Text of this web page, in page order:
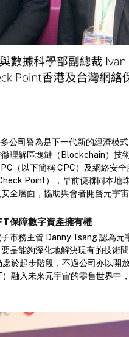
公司譽為是下一代新的經濟模
理解區塊鏈（Blockchain）技
（以下簡稱 CPC）及網絡安
Point），早前便聯同本地
全層面，協助與會者開啓元宇宙
保障數字資產擁有權
市務主管 Danny Tsang 認為
是能夠深化地解決現有的技術
於起步階段，不過公司亦以開
融入未來元宇宙的零售世界中